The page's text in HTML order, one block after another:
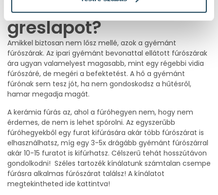
csempét és a
greslapot?
Amikkel biztosan nem lősz mellé, azok a gyémánt
fúrószárak. Az ipari gyémánt bevonattal ellátott fúrószárak
ára ugyan valamelyest magasabb, mint egy régebbi vidia
fúrószáré, de megéri a befektetést. A hő a gyémánt
fúrónak sem tesz jót, ha nem gondoskodsz a hűtésről,
hamar megadja magát.
A kerámia fúrás az, ahol a fúróhegyen nem, hogy nem
érdemes, de nem is lehet spórolni. Az egyszerűbb
fúróhegyekből egy furat kifúrására akár több fúrószárat is
elhasználhatsz, míg egy 3-5x drágább gyémánt fúrószárral
akár 10-15 furatot is kifúrhatsz. Célszerű tehát hosszútávon
gondolkodni! Széles tartozék kínálatunk számtalan csempe
fúrásra alkalmas fúrószárat találsz! A kínálatot
megtekintheted ide kattintva!